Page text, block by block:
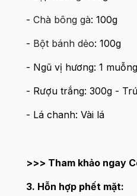
- Chà bông gà: 100g
- Bột bánh dẻo: 100g
- Ngũ vị hương: 1
- Rượu trắng: 300g -
- Lá chanh: Vài lá
>>> Tham khảo ngay
3. Hỗn hợp phết mặt: